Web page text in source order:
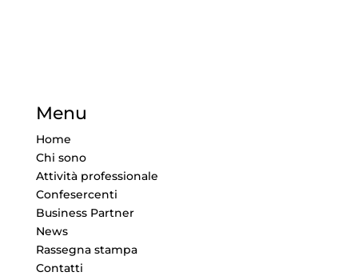
Menu
Home
Chi sono
Attività professionale
Confesercenti
Business Partner
News
Rassegna stampa
Contatti